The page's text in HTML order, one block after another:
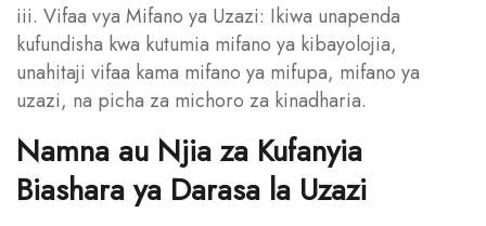
iii. Vifaa vya Mifano ya Uzazi: Ikiwa unapenda
kufundisha kwa kutumia mifano ya kibayolojia,
unahitaji vifaa kama mifano ya mifupa, mifano ya
uzazi, na picha za michoro za kinadharia.
Namna au Njia za Kufanyia
Biashara ya Darasa la Uzazi